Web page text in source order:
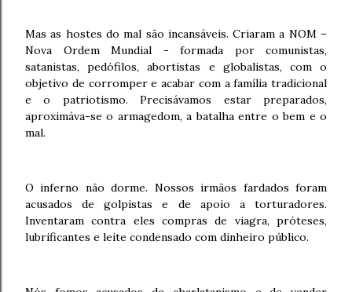
Mas as hostes do mal são incansáveis. Criaram a NOM –
Nova Ordem Mundial - formada por comunistas,
satanistas, pedófilos, abortistas e globalistas, com o
objetivo de corromper e acabar com a família tradicional
e o patriotismo. Precisávamos estar preparados,
aproximáva-se o armagedom, a batalha entre o bem e o
mal.
O inferno não dorme. Nossos irmãos fardados foram
acusados de golpistas e de apoio a torturadores.
Inventaram contra eles compras de viagra, próteses,
lubrificantes e leite condensado com dinheiro público.